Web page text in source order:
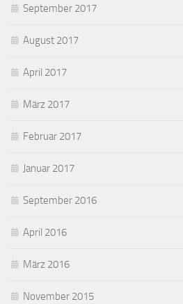
September 2017
August 2017
April 2017
März 2017
Februar 2017
Januar 2017
September 2016
April 2016
März 2016
November 2015